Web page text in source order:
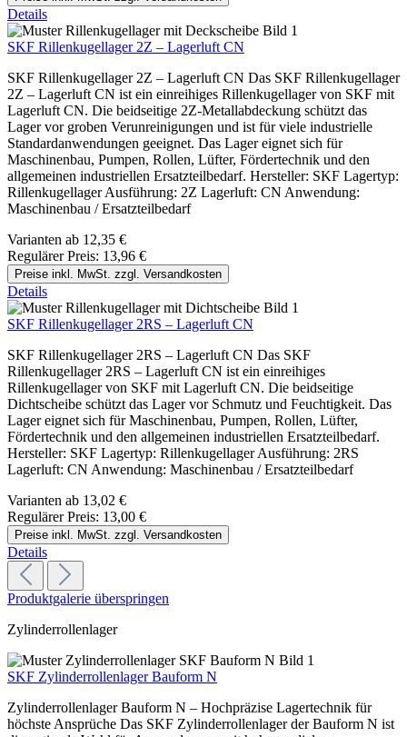
Details
SKF Rillenkugellager 2Z – Lagerluft CN
SKF Rillenkugellager 2Z – Lagerluft CN Das SKF Rillenkugellager
2Z – Lagerluft CN ist ein einreihiges Rillenkugellager von SKF mit
Lagerluft CN. Die beidseitige 2Z-Metallabdeckung schützt das
Lager vor groben Verunreinigungen und ist für viele industrielle
Standardanwendungen geeignet. Das Lager eignet sich für
Maschinenbau, Pumpen, Rollen, Lüfter, Fördertechnik und den
allgemeinen industriellen Ersatzteilbedarf. Hersteller: SKF Lagertyp:
Rillenkugellager Ausführung: 2Z Lagerluft: CN Anwendung:
Maschinenbau / Ersatzteilbedarf
Varianten ab 12,35 €
Regulärer Preis: 13,96 €
Preise inkl. MwSt. zzgl. Versandkosten
Details
SKF Rillenkugellager 2RS – Lagerluft CN
SKF Rillenkugellager 2RS – Lagerluft CN Das SKF
Rillenkugellager 2RS – Lagerluft CN ist ein einreihiges
Rillenkugellager von SKF mit Lagerluft CN. Die beidseitige
Dichtscheibe schützt das Lager vor Schmutz und Feuchtigkeit. Das
Lager eignet sich für Maschinenbau, Pumpen, Rollen, Lüfter,
Fördertechnik und den allgemeinen industriellen Ersatzteilbedarf.
Hersteller: SKF Lagertyp: Rillenkugellager Ausführung: 2RS
Lagerluft: CN Anwendung: Maschinenbau / Ersatzteilbedarf
Varianten ab 13,02 €
Regulärer Preis: 13,00 €
Preise inkl. MwSt. zzgl. Versandkosten
Details
Produktgalerie überspringen
Zylinderrollenlager
SKF Zylinderrollenlager Bauform N
Zylinderrollenlager Bauform N – Hochpräzise Lagertechnik für
höchste Ansprüche Das SKF Zylinderrollenlager der Bauform N ist